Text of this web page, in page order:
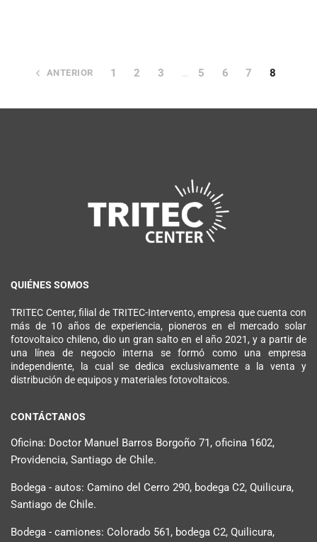
ANTERIOR 1 2 3 5 6 7 8
QUIÉNES SOMOS
TRITEC Center, filial de TRITEC-Intervento, empresa que cuenta con
más de 10 años de experiencia, pioneros en el mercado solar
fotovoltaico chileno, dio un gran salto en el año 2021, y a partir de
una línea de negocio interna se formó como una empresa
independiente, la cual se dedica exclusivamente a la venta y
distribución de equipos y materiales fotovoltaicos.
CONTÁCTANOS
Oficina: Doctor Manuel Barros Borgoño 71, oficina 1602,
Providencia, Santiago de Chile.
Bodega - autos: Camino del Cerro 290, bodega C2, Quilicura,
Santiago de Chile.
Bodega - camiones: Colorado 561, bodega C2, Quilicura,